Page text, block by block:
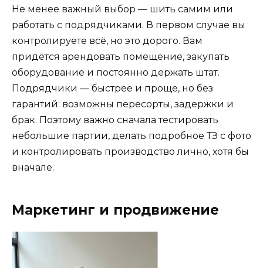
Не менее важный выбор — шить самим или
работать с подрядчиками. В первом случае вы
контролируете всё, но это дорого. Вам
придётся арендовать помещение, закупать
оборудование и постоянно держать штат.
Подрядчики — быстрее и проще, но без
гарантий: возможны пересорты, задержки и
брак. Поэтому важно сначала тестировать
небольшие партии, делать подробное ТЗ с фото
и контролировать производство лично, хотя бы
вначале.
Маркетинг и продвижение